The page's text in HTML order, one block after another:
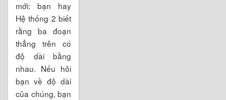
mới: bạn hay
Hệ thống 2 biết
rằng ba đoạn
thẳng trên có
độ dài bằng
nhau. Nếu hỏi
bạn về độ dài
của chúng, bạn